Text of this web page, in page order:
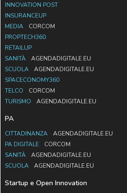
INNOVATION POST
INSURANCEUP
MEDIA
CORCOM
PROPTECH360
RETAILUP
SANITÀ
AGENDADIGITALE.EU
SCUOLA
AGENDADIGITALE.EU
SPACECONOMY360
TELCO
CORCOM
TURISMO
AGENDADIGITALE.EU
PA
CITTADINANZA
AGENDADIGITALE.EU
PA DIGITALE
CORCOM
SANITÀ
AGENDADIGITALE.EU
SCUOLA
AGENDADIGITALE.EU
Startup e Open Innovation